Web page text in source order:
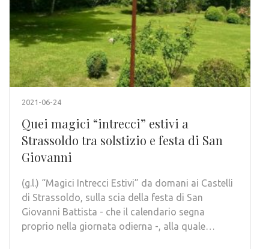
2021-06-24
Quei magici “intrecci” estivi a
Strassoldo tra solstizio e festa di San
Giovanni
(g.l.) “Magici Intrecci Estivi” da domani ai Castelli
di Strassoldo, sulla scia della festa di San
Giovanni Battista - che il calendario segna
proprio nella giornata odierna -, alla quale…